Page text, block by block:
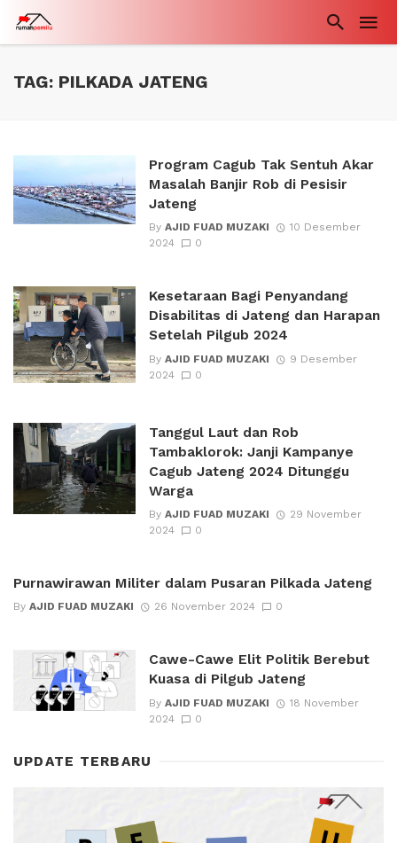
TAG: PILKADA JATENG
Program Cagub Tak Sentuh Akar
Masalah Banjir Rob di Pesisir
Jateng
By AJID FUAD MUZAKI
10 Desember
2024
0
Kesetaraan Bagi Penyandang
Disabilitas di Jateng dan Harapan
Setelah Pilgub 2024
By AJID FUAD MUZAKI
9 Desember
2024
0
Tanggul Laut dan Rob
Tambaklorok: Janji Kampanye
Cagub Jateng 2024 Ditunggu
Warga
By AJID FUAD MUZAKI
29 November
2024
0
Purnawirawan Militer dalam Pusaran Pilkada Jateng
By AJID FUAD MUZAKI 26 November 2024 0
Cawe-Cawe Elit Politik Berebut
Kuasa di Pilgub Jateng
By AJID FUAD MUZAKI
18 November
2024
0
UPDATE TERBARU